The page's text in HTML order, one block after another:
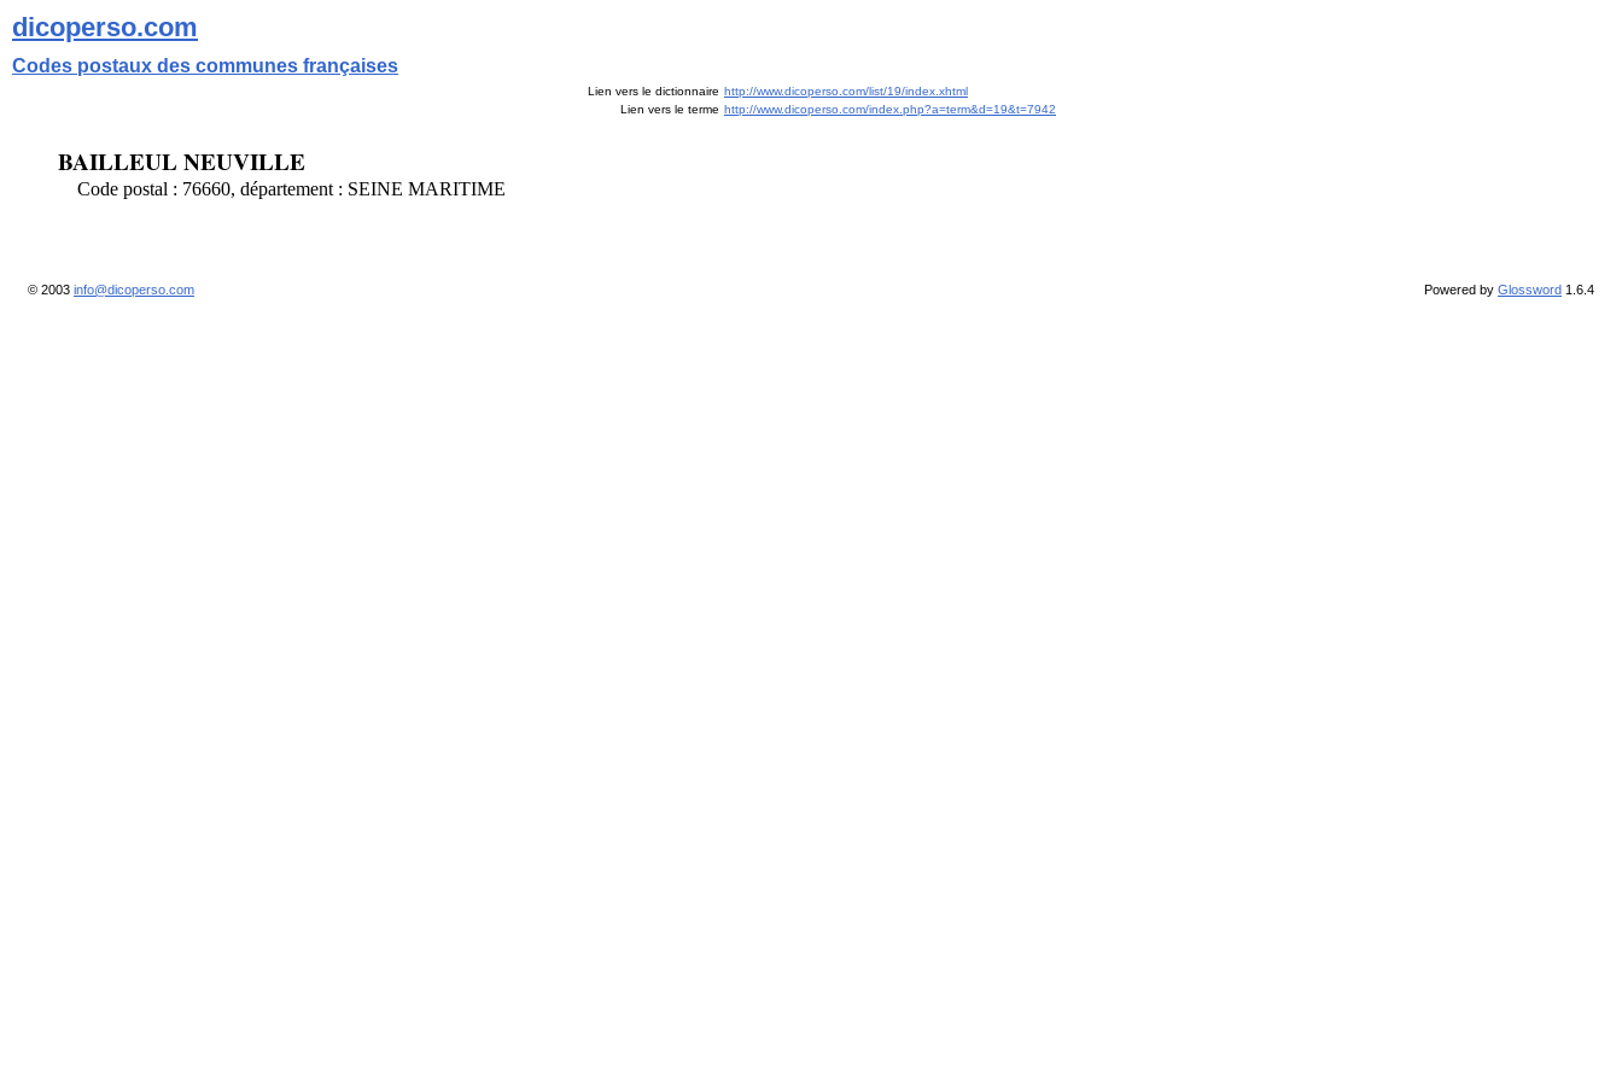
dicoperso.com
Codes postaux des communes françaises
Lien vers le dictionnaire http://www.dicoperso.com/list/19/index.xhtml
Lien vers le terme http://www.dicoperso.com/index.php?a=term&d=19&t=7942
BAILLEUL NEUVILLE
Code postal : 76660, département : SEINE MARITIME
© 2003 info@dicoperso.com Powered by Glossword 1.6.4